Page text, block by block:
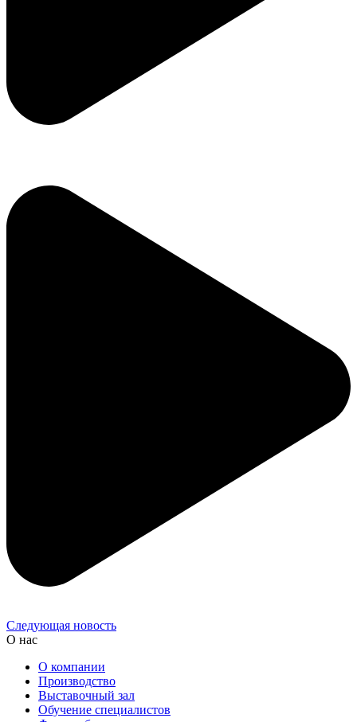
Следующая новость
О нас
О компании
Производство
Выставочный зал
Обучение специалистов